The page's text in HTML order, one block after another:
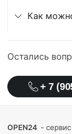
Как
Остались
+ 7
OPEN24 -